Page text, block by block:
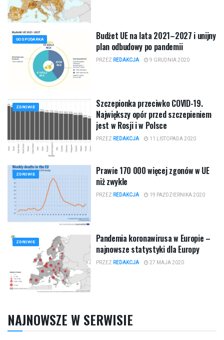
GOSPODARKA
Budżet UE na lata 2021–2027 i unijny
plan odbudowy po pandemii
PRZEZ REDAKCJA 9 GRUDNIA 2020
ZDROWIE
Szczepionka przeciwko COVID-19.
Największy opór przed szczepieniem
jest w Rosji i w Polsce
PRZEZ REDAKCJA 11 LISTOPADA 2020
ZDROWIE
Prawie 170 000 więcej zgonów w UE
niż zwykle
PRZEZ REDAKCJA 19 PAŹDZIERNIKA 2020
ZDROWIE
Pandemia koronawirusa w Europie –
najnowsze statystyki dla Europy
PRZEZ REDAKCJA 27 MAJA 2020
NAJNOWSZE W SERWISIE